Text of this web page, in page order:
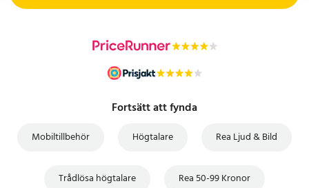
Fortsätt att fynda
Mobiltillbehör Högtalare Rea Ljud & Bild
Trådlösa högtalare Rea 50-99 Kronor